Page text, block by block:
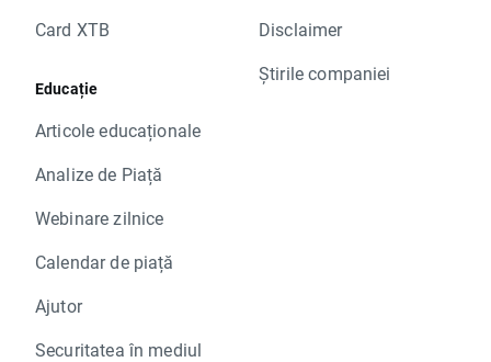
Card XTB
Educație
Articole educaționale
Analize de Piață
Webinare zilnice
Calendar de piață
Ajutor
Securitatea în mediul
Disclaimer
Știrile companiei